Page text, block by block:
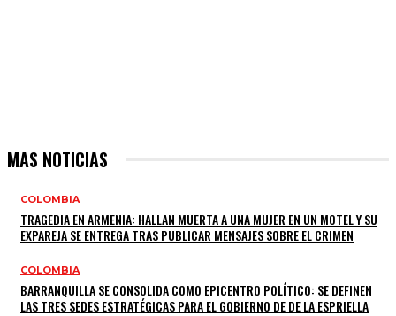
MAS NOTICIAS
COLOMBIA
TRAGEDIA EN ARMENIA: HALLAN MUERTA A UNA MUJER EN UN MOTEL Y SU
EXPAREJA SE ENTREGA TRAS PUBLICAR MENSAJES SOBRE EL CRIMEN
COLOMBIA
BARRANQUILLA SE CONSOLIDA COMO EPICENTRO POLÍTICO: SE DEFINEN
LAS TRES SEDES ESTRATÉGICAS PARA EL GOBIERNO DE DE LA ESPRIELLA